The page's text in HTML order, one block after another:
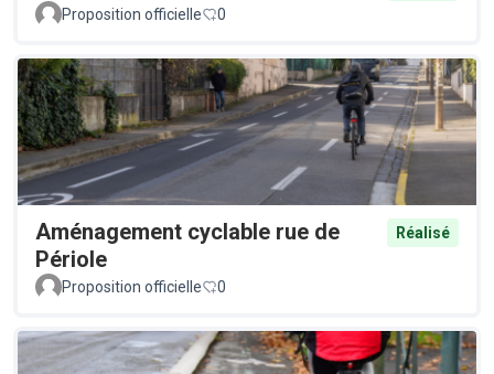
Proposition officielle
0
Aménagement cyclable rue de
Périole
Réalisé
Proposition officielle 0